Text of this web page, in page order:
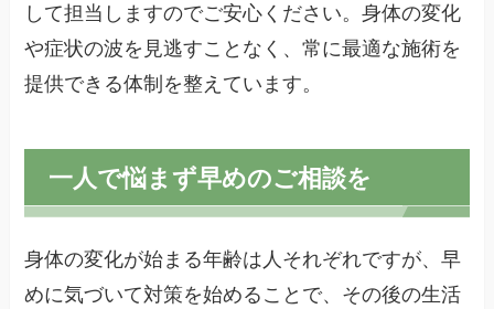
して担当しますのでご安心ください。身体の変化
や症状の波を見逃すことなく、常に最適な施術を
提供できる体制を整えています。
一人で悩まず早めのご相談を
身体の変化が始まる年齢は人それぞれですが、早
めに気づいて対策を始めることで、その後の生活